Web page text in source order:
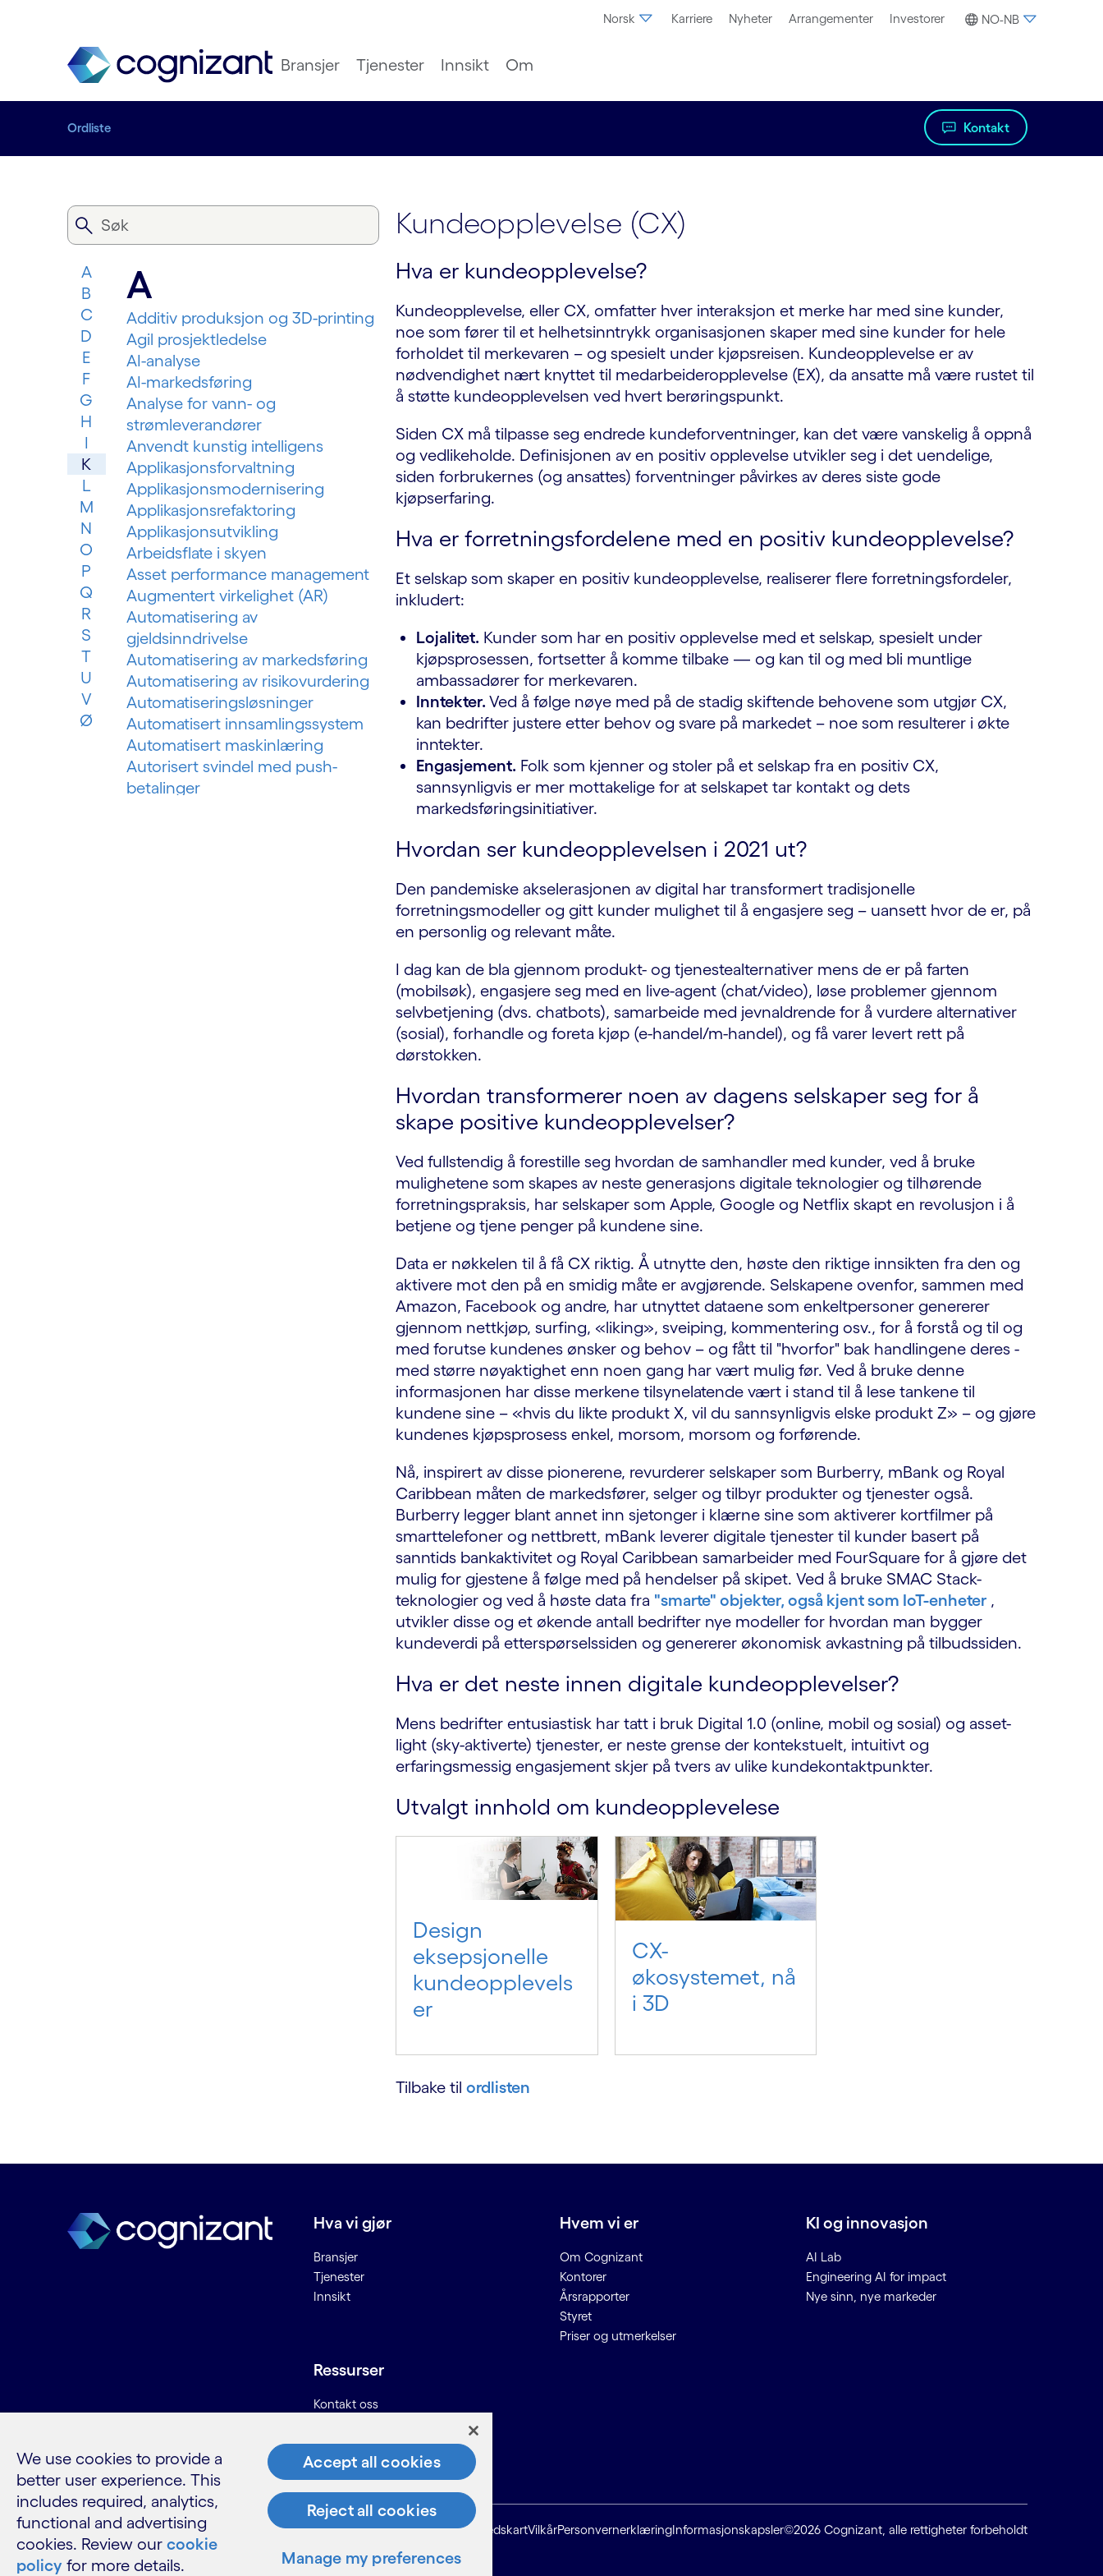
Norsk Karriere Nyheter Arrangementer Investorer NO-NB
Bransjer Tjenester Innsikt Om
Ordliste Kontakt
A
B
C
D
E
F
G
H
I
K
L
M
N
O
P
Q
R
S
T
U
V
Ø
A
Additiv produksjon og 3D-printing
Agil prosjektledelse
AI-analyse
AI-markedsføring
Analyse for vann- og
strømleverandører
Anvendt kunstig intelligens
Applikasjonsforvaltning
Applikasjonsmodernisering
Applikasjonsrefaktoring
Applikasjonsutvikling
Arbeidsflate i skyen
Asset performance management
Augmentert virkelighet (AR)
Automatisering av
gjeldsinndrivelse
Automatisering av markedsføring
Automatisering av risikovurdering
Automatiseringsløsninger
Automatisert innsamlingssystem
Automatisert maskinlæring
Autorisert svindel med push-
betalinger
privatpersoner
Digitale
produktutviklingstjenester
Digitale systemer og teknologi
Droner til inspeksjon innen
forsikring
Dyp læring
E
Kundeopplevelse (CX)
Hva er kundeopplevelse?
Kundeopplevelse, eller CX, omfatter hver interaksjon et merke har med sine kunder,
noe som fører til et helhetsinntrykk organisasjonen skaper med sine kunder for hele
forholdet til merkevaren – og spesielt under kjøpsreisen. Kundeopplevelse er av
nødvendighet nært knyttet til medarbeideropplevelse (EX), da ansatte må være rustet til
å støtte kundeopplevelsen ved hvert berøringspunkt.
Siden CX må tilpasse seg endrede kundeforventninger, kan det være vanskelig å oppnå
og vedlikeholde. Definisjonen av en positiv opplevelse utvikler seg i det uendelige,
siden forbrukernes (og ansattes) forventninger påvirkes av deres siste gode
kjøpserfaring.
Hva er forretningsfordelene med en positiv kundeopplevelse?
Et selskap som skaper en positiv kundeopplevelse, realiserer flere forretningsfordeler,
inkludert:
Lojalitet. Kunder som har en positiv opplevelse med et selskap, spesielt under
kjøpsprosessen, fortsetter å komme tilbake — og kan til og med bli muntlige
ambassadører for merkevaren.
Inntekter. Ved å følge nøye med på de stadig skiftende behovene som utgjør CX,
kan bedrifter justere etter behov og svare på markedet – noe som resulterer i økte
inntekter.
Engasjement. Folk som kjenner og stoler på et selskap fra en positiv CX,
sannsynligvis er mer mottakelige for at selskapet tar kontakt og dets
markedsføringsinitiativer.
Hvordan ser kundeopplevelsen i 2021 ut?
Den pandemiske akselerasjonen av digital har transformert tradisjonelle
forretningsmodeller og gitt kunder mulighet til å engasjere seg – uansett hvor de er, på
en personlig og relevant måte.
I dag kan de bla gjennom produkt- og tjenestealternativer mens de er på farten
(mobilsøk), engasjere seg med en live-agent (chat/video), løse problemer gjennom
selvbetjening (dvs. chatbots), samarbeide med jevnaldrende for å vurdere alternativer
(sosial), forhandle og foreta kjøp (e-handel/m-handel), og få varer levert rett på
dørstokken.
Hvordan transformerer noen av dagens selskaper seg for å
skape positive kundeopplevelser?
Ved fullstendig å forestille seg hvordan de samhandler med kunder, ved å bruke
mulighetene som skapes av neste generasjons digitale teknologier og tilhørende
forretningspraksis, har selskaper som Apple, Google og Netflix skapt en revolusjon i å
betjene og tjene penger på kundene sine.
Data er nøkkelen til å få CX riktig. Å utnytte den, høste den riktige innsikten fra den og
aktivere mot den på en smidig måte er avgjørende. Selskapene ovenfor, sammen med
Amazon, Facebook og andre, har utnyttet dataene som enkeltpersoner genererer
gjennom nettkjøp, surfing, «liking», sveiping, kommentering osv., for å forstå og til og
med forutse kundenes ønsker og behov – og fått til "hvorfor" bak handlingene deres -
med større nøyaktighet enn noen gang har vært mulig før. Ved å bruke denne
informasjonen har disse merkene tilsynelatende vært i stand til å lese tankene til
kundene sine – «hvis du likte produkt X, vil du sannsynligvis elske produkt Z» – og gjøre
kundenes kjøpsprosess enkel, morsom, morsom og forførende.
Nå, inspirert av disse pionerene, revurderer selskaper som Burberry, mBank og Royal
Caribbean måten de markedsfører, selger og tilbyr produkter og tjenester også.
Burberry legger blant annet inn sjetonger i klærne sine som aktiverer kortfilmer på
smarttelefoner og nettbrett, mBank leverer digitale tjenester til kunder basert på
sanntids bankaktivitet og Royal Caribbean samarbeider med FourSquare for å gjøre det
mulig for gjestene å følge med på hendelser på skipet. Ved å bruke SMAC Stack-
teknologier og ved å høste data fra "smarte" objekter, også kjent som IoT-enheter ,
utvikler disse og et økende antall bedrifter nye modeller for hvordan man bygger
kundeverdi på etterspørselssiden og genererer økonomisk avkastning på tilbudssiden.
Hva er det neste innen digitale kundeopplevelser?
Mens bedrifter entusiastisk har tatt i bruk Digital 1.0 (online, mobil og sosial) og asset-
light (sky-aktiverte) tjenester, er neste grense der kontekstuelt, intuitivt og
erfaringsmessig engasjement skjer på tvers av ulike kundekontaktpunkter.
Utvalgt innhold om kundeopplevelese
Design
eksepsjonelle
kundeopplevels
er
CX-
økosystemet, nå
i 3D
Tilbake til ordlisten
Hva vi gjør
Bransjer
Tjenester
Innsikt
Hvem vi er
Om Cognizant
Kontorer
Årsrapporter
Styret
Priser og utmerkelser
KI og innovasjon
AI Lab
Engineering AI for impact
Nye sinn, nye markeder
Ressurser
Kontakt oss
Informasjon til leverandører
Ordliste
LinkedIn
Twitter
Facebook
Instagram
YouTube
NettstedskartVilkårPersonvernerklæringInformasjonskapsler©2026 Cognizant, alle rettigheter forbeholdt
We use cookies to provide a
better user experience. This
includes required, analytics,
functional and advertising
cookies. Review our cookie
policy for more details.
Accept all cookies
Reject all cookies
Manage my preferences